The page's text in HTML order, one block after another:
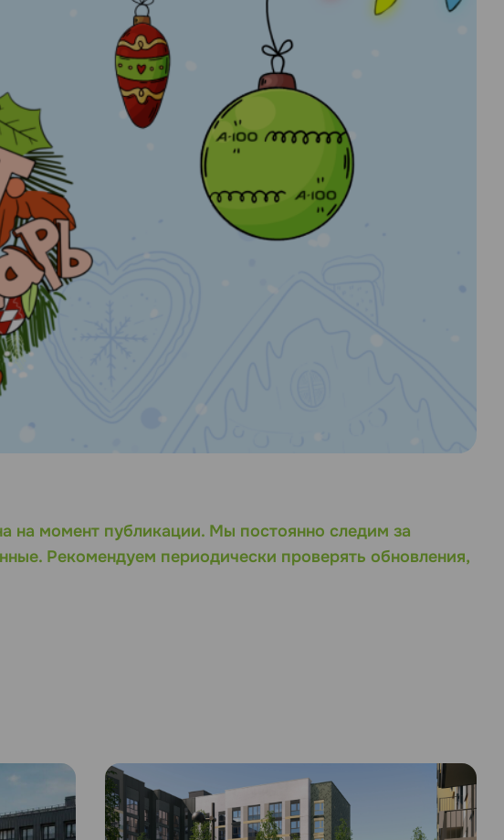
на момент публикации. Мы постоянно следим за
Рекомендуем периодически проверять обновления,